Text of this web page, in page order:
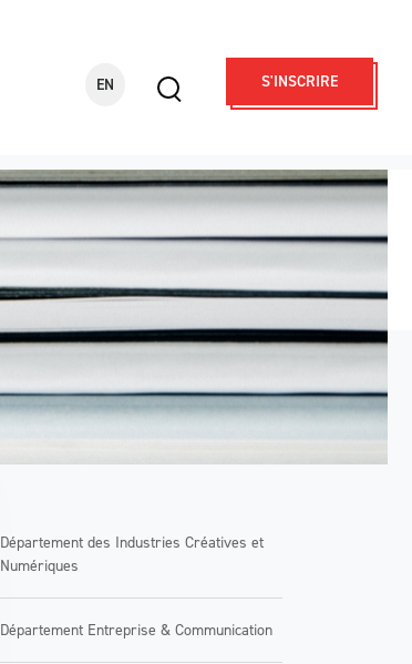
EN
Display
S'INSCRIRE
Rechercher
Département des Industries Créatives et
Numériques
Département Entreprise & Communication